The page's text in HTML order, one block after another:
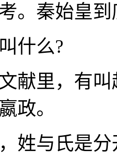
。秦始皇
什么?
献里，有
政。
姓与氏是分